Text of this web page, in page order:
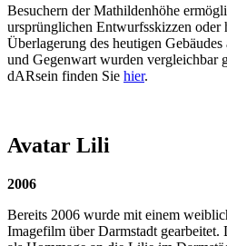
Besuchern der Mathildenhöhe
ursprünglichen Entwurfsskizzen oder
Überlagerung des heutigen
und Gegenwart wurden vergleichbar
dARsein finden Sie hier.
Avatar Lili
2006
Bereits 2006 wurde mit einem
Imagefilm über Darmstadt